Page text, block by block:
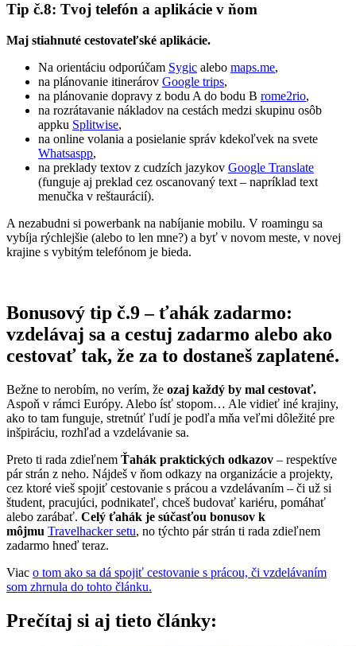
Tip č.8: Tvoj telefón a aplikácie v ňom
Maj stiahnuté cestovateľské aplikácie.
Na orientáciu odporúčam Sygic alebo maps.me,
na plánovanie itinerárov Google trips,
na plánovanie dopravy z bodu A do bodu B rome2rio,
na rozrátavanie nákladov na cestách medzi skupinu osôb
appku Splitwise,
na online volania a posielanie správ kdekoľvek na svete
Whatsaspp,
na preklady textov z cudzích jazykov Google Translate
(funguje aj preklad cez oscanovaný text – napríklad text
menučka v reštaurácií).
A nezabudni si powerbank na nabíjanie mobilu. V roamingu sa
vybíja rýchlejšie (alebo to len mne?) a byť v novom meste, v novej
krajine s vybitým telefónom je bieda.
Bonusový tip č.9 – ťahák zadarmo:
vzdelávaj sa a cestuj zadarmo alebo ako
cestovať tak, že za to dostaneš zaplatené.
Bežne to nerobím, no verím, že ozaj každý by mal cestovať.
Aspoň v rámci Európy. Alebo ísť stopom… Ale vidieť iné krajiny,
ako to tam funguje, stretnúť ľudí je podľa mňa veľmi dôležité pre
inšpiráciu, rozhľad a vzdelávanie sa.
Preto ti rada zdieľnem Ťahák praktických odkazov – respektíve
pár strán z neho. Nájdeš v ňom odkazy na organizácie a projekty,
cez ktoré vieš spojiť cestovanie s prácou a vzdelávaním – či už si
študent, pracujúci, podnikateľ, chceš budovať kariéru, pomáhať
alebo zarábať. Celý ťahák je súčasťou bonusov k
môjmu Travelhacker setu, no týchto pár strán ti rada zdieľnem
zadarmo hneď teraz.
Viac o tom ako sa dá spojiť cestovanie s prácou, či vzdelávaním
som zhrnula do tohto článku.
Prečítaj si aj tieto články: